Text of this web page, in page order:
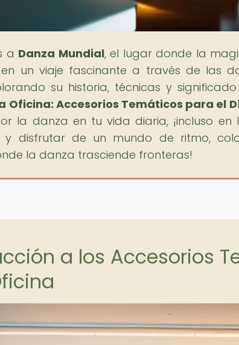
a Danza Mundial, el lugar donde la
en un viaje fascinante a través de las
su historia, técnicas y
Oficina: Accesorios Temáticos para el
la danza en tu vida diaria, ¡incluso
y disfrutar de un mundo de ritmo,
la danza trasciende fronteras!
a los Accesorios